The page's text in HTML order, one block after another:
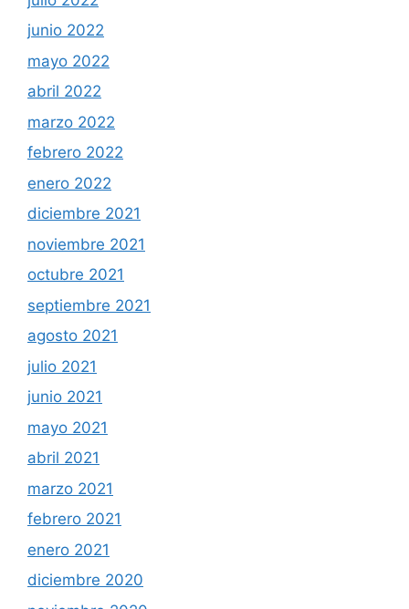
junio 2022
mayo 2022
abril 2022
marzo 2022
febrero 2022
enero 2022
diciembre 2021
noviembre 2021
octubre 2021
septiembre 2021
agosto 2021
julio 2021
junio 2021
mayo 2021
abril 2021
marzo 2021
febrero 2021
enero 2021
diciembre 2020